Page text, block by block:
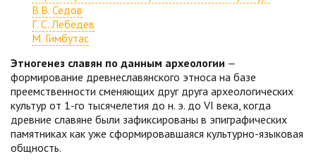
В.В. Седов
Г. С. Лебедев
М. Гимбутас
Этногенез славян по данным археологии —
формирование древнеславянского этноса на базе
преемственности сменяющих друг друга археологических
культур от 1-го тысячелетия до н. э. до VI века, когда
древние славяне были зафиксированы в эпиграфических
памятниках как уже сформировавшаяся культурно-языковая
общность.